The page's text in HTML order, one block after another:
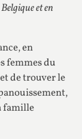
et en
en
femmes du
de trouver le
famille